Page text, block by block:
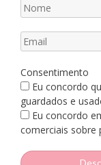
Consentimento
Eu concordo
guardados e
Eu concordo
comerciais sobre